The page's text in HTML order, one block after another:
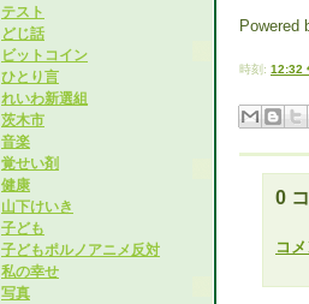
テスト
どじ話
ビットコイン
ひとり言
れいわ新選組
茨木市
音楽
覚せい剤
健康
山下けいき
子ども
子どもポルノアニメ反対
私の幸せ
写真
Powered
時刻: 12:32
0
コ